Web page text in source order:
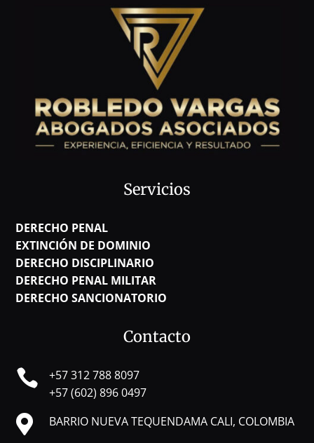
Servicios
DERECHO PENAL
EXTINCIÓN DE DOMINIO
DERECHO DISCIPLINARIO
DERECHO PENAL MILITAR
DERECHO SANCIONATORIO
Contacto

+57 312 788 8097
+57 (602) 896 0497
 BARRIO NUEVA TEQUENDAMA CALI, COLOMBIA